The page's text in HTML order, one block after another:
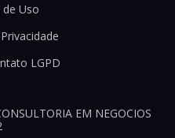
Uso
LGPD
EM NEGOCIOS